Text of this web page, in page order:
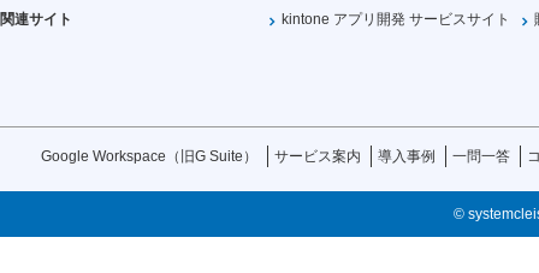
関連サイト kintone アプリ開発 サービスサイト
Google Workspace（旧G Suite） サービス案内 導入事例 一問一答
©